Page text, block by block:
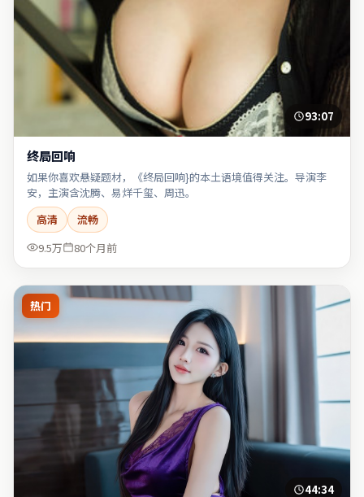
93:07
终局回响
如果你喜欢悬疑题材，《终局回响}的本土语境值得关注。导演李
安，主演含沈腾、易烊千玺、周迅。
高清
流畅
9.5万
80个月前
热门
44:34